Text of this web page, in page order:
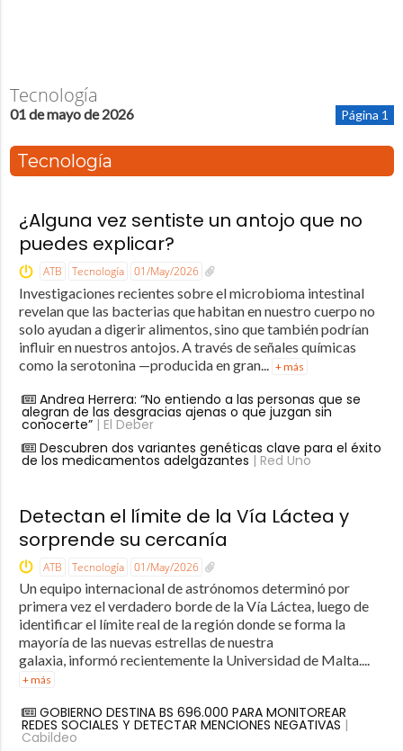
Tecnología
01 de mayo de 2026 Página 1
Tecnología
¿Alguna vez sentiste un antojo que no
puedes explicar?
ATB Tecnología 01/May/2026
Investigaciones recientes sobre el microbioma intestinal
revelan que las bacterias que habitan en nuestro cuerpo no
solo ayudan a digerir alimentos, sino que también podrían
influir en nuestros antojos. A través de señales químicas
como la serotonina —producida en gran...
+ más
Andrea Herrera: “No entiendo a las personas que se
alegran de las desgracias ajenas o que juzgan sin
conocerte”| El Deber
Descubren dos variantes genéticas clave para el éxito
de los medicamentos adelgazantes | Red Uno
Detectan el límite de la Vía Láctea y
sorprende su cercanía
ATB Tecnología 01/May/2026
Un equipo internacional de astrónomos determinó por
primera vez el verdadero borde de la Vía Láctea, luego de
identificar el límite real de la región donde se forma la
mayoría de las nuevas estrellas de nuestra
galaxia, informó recientemente la Universidad de Malta....
+ más
GOBIERNO DESTINA BS 696.000 PARA MONITOREAR
REDES SOCIALES Y DETECTAR MENCIONES NEGATIVAS |
Cabildeo